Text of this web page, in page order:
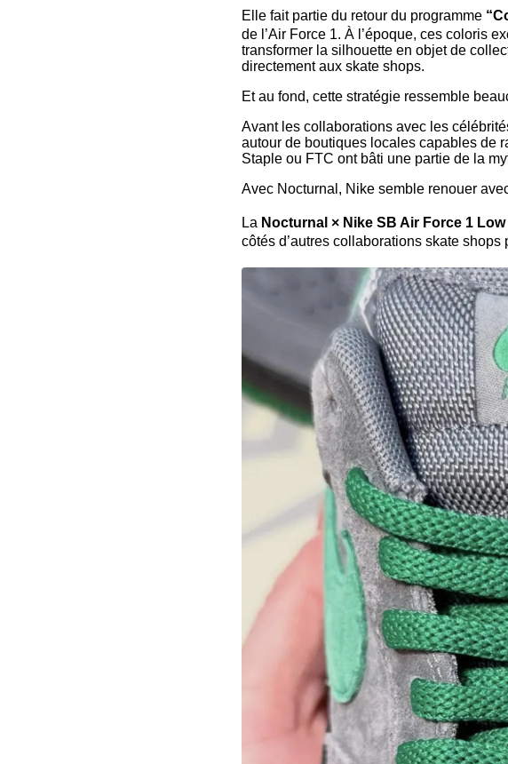
Elle fait partie du retour du programme
de l’Air Force 1. À l’époque, ces coloris
transformer la silhouette en objet de
directement aux skate shops.
Et au fond, cette stratégie ressemble
Avant les collaborations avec les
autour de boutiques locales capables de
Staple ou FTC ont bâti une partie de la
Avec Nocturnal, Nike semble renouer
La Nocturnal × Nike SB Air Force 1 Low
côtés d’autres collaborations skate shops